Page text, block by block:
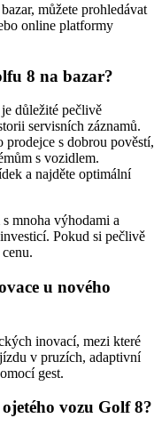
můžete prohledávat
online platformy
8 na bazar?
důležité pečlivě
servisních záznamů.
prodejce s dobrou pověstí,
s vozidlem.
a najděte optimální
mnoha výhodami a
Pokud si pečlivě
u nového
inovací, mezi které
v pruzích, adaptivní
gest.
vozu Golf 8?